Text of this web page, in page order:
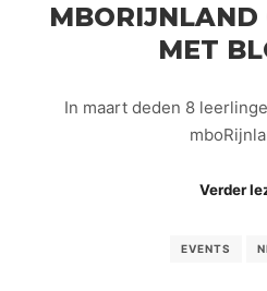
MBORIJNLAND
MET
In maart deden 8
Verder
EVENTS